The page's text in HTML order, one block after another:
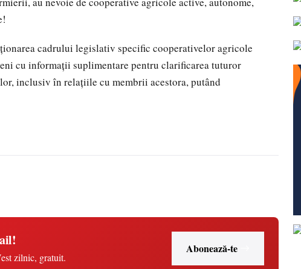
cadrului legislativ specific cooperativelor agricole
cu informații suplimentare pentru clarificarea tuturor
inclusiv în relațiile cu membrii acestora, putând
zilnic, gratuit.
Abonează-te